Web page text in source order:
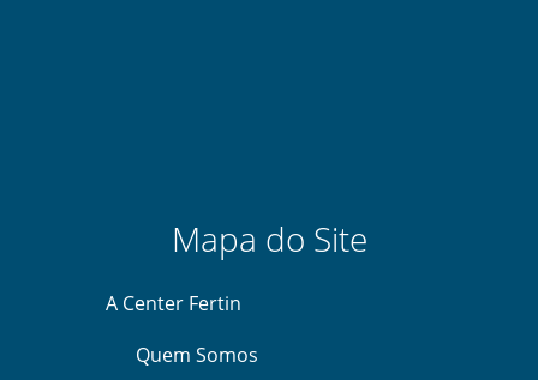
Mapa do Site
A Center Fertin
Quem Somos